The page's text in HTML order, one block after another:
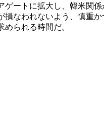
ートに拡大し、韓米関
なわれないよう、慎重
られる時間だ。